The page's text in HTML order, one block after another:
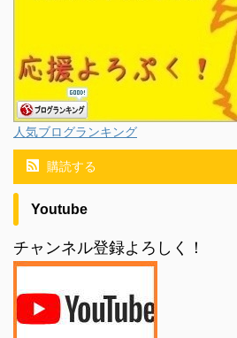
人気ブログランキング
購読する
Youtube
チャンネル登録よろしく！